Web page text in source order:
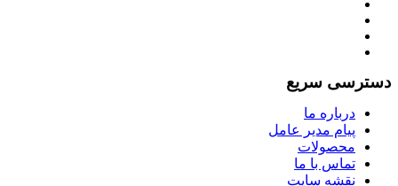
دسترسی سریع
درباره ما
پیام مدیر عامل
محصولات
تماس با ما
نقشه سایت